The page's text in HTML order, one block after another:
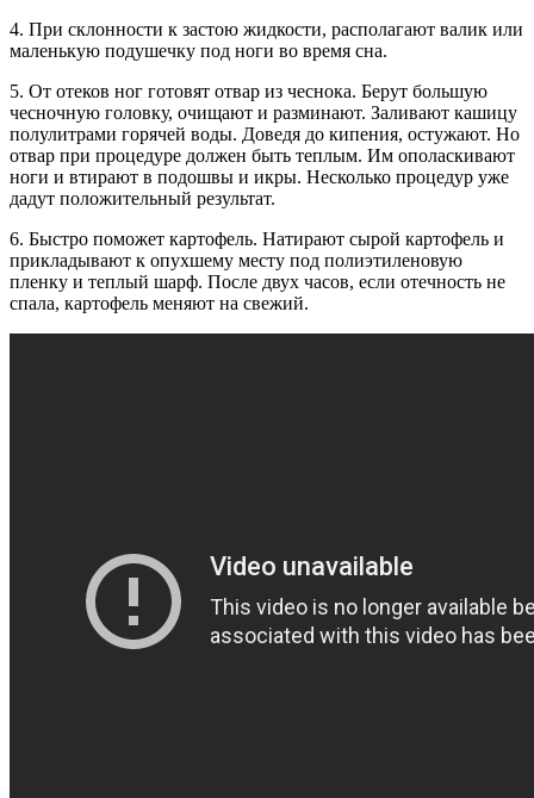
4. При склонности к застою жидкости, располагают валик или
маленькую подушечку под ноги во время сна.
5. От отеков ног готовят отвар из чеснока. Берут большую
чесночную головку, очищают и разминают. Заливают кашицу
полулитрами горячей воды. Доведя до кипения, остужают. Но
отвар при процедуре должен быть теплым. Им ополаскивают
ноги и втирают в подошвы и икры. Несколько процедур уже
дадут положительный результат.
6. Быстро поможет картофель. Натирают сырой картофель и
прикладывают к опухшему месту под полиэтиленовую
пленку и теплый шарф. После двух часов, если отечность не
спала, картофель меняют на свежий.